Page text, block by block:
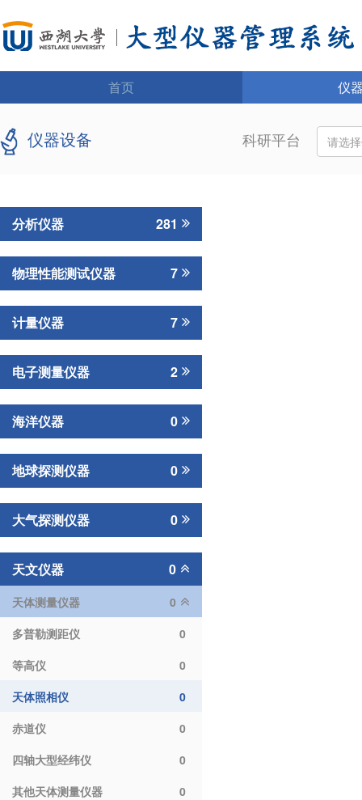
首页 仪
仪器设备 科研平台 请选
分析仪器 281
物理性能测试仪器 7
计量仪器 7
电子测量仪器 2
海洋仪器 0
地球探测仪器 0
大气探测仪器 0
天文仪器 0
天体测量仪器
0
多普勒测距仪
0
等高仪
0
天体照相仪
0
赤道仪
0
四轴大型经纬仪
0
其他天体测量仪器
0